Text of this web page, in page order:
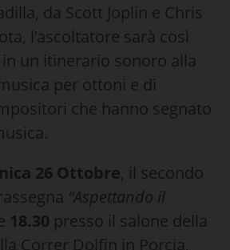
da Scott Joplin e Chris
l’ascoltatore sarà così
un itinerario sonoro alla
per ottoni e di
che hanno segnato
26 Ottobre, il secondo
“Aspettando il
18.30 presso il salone della
Correr Dolfin in Porcia,